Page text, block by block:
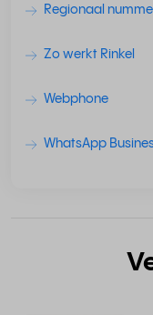
Regionaal
Zo werkt Rinkel
Webphone
WhatsApp